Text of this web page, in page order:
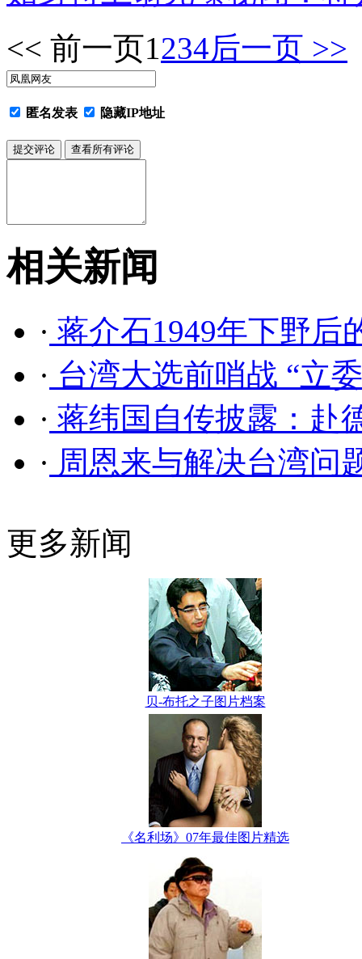
<< 前一页1234后一页 >>
匿名发表 隐藏IP地址
相关新闻
· 蒋介石1949年下野后
· 台湾大选前哨战 “立
· 蒋纬国自传披露：赴
· 周恩来与解决台湾问
更多新闻
贝-布托之子图片档案
《名利场》07年最佳图片精选